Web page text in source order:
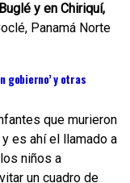
y en Chiriquí,
Panamá Norte
gobierno’ y otras
que murieron
es ahí el llamado a
niños a
un cuadro de